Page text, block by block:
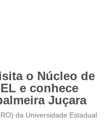
o Núcleo de
e conhece
Juçara
da Universidade Estadual